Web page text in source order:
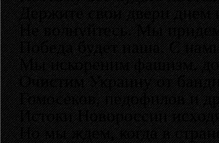
Держите свои двери днем
Не волнуйтесь. Мы
Победа будет наша. С
Мы искореним фашизм,
Очистим Украину от
Гомосеков, педофилов и
Истоки Новороссии
Но мы ждем, когда в